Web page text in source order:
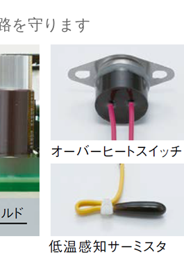
を守ります